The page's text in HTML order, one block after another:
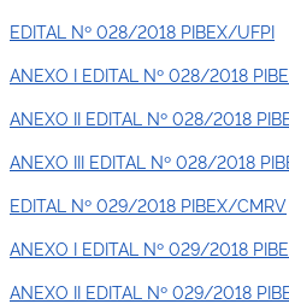
EDITAL Nº 028/2018 PIBEX/UFPI
ANEXO I EDITAL Nº 028/2018
ANEXO II EDITAL Nº 028/2018
ANEXO III EDITAL Nº 028/2018
EDITAL Nº 029/2018 PIBEX/CMRV
ANEXO I EDITAL Nº 029/2018
ANEXO II EDITAL Nº 029/2018